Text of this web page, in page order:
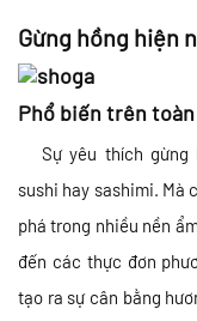
Gừng hồng hiện
Phổ biến trên toàn
Sự yêu thích
sushi hay sashimi. Mà
phá trong nhiều nền
đến các thực đơn
tạo ra sự cân bằng